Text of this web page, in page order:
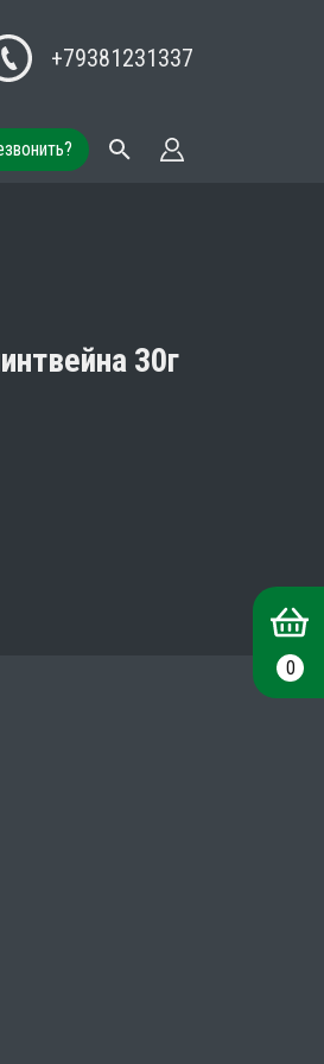
+79381231337
30г
0